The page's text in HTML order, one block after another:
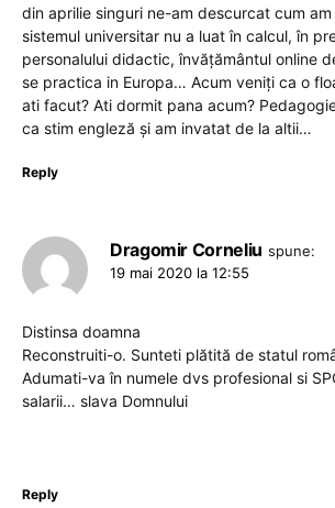
din aprilie singuri ne-am descurcat cum
sistemul universitar nu a luat în calcul, în
personalului didactic, învățământul online
se practica in Europa… Acum veniți ca o
ati facut? Ati dormit pana acum?
ca stim engleză și am invatat de la altii…
Reply
Dragomir Corneliu spune:
19 mai 2020 la 12:55
Distinsa doamna
Reconstruiti-o. Sunteti plătită de statul
Adumati-va în numele dvs profesional si
salarii… slava Domnului
Reply